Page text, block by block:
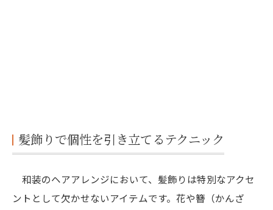
髪飾りで個性を引き立てるテクニック
和装のヘアアレンジにおいて、髪飾りは特別なアクセ
ントとして欠かせないアイテムです。花や簪（かんざ